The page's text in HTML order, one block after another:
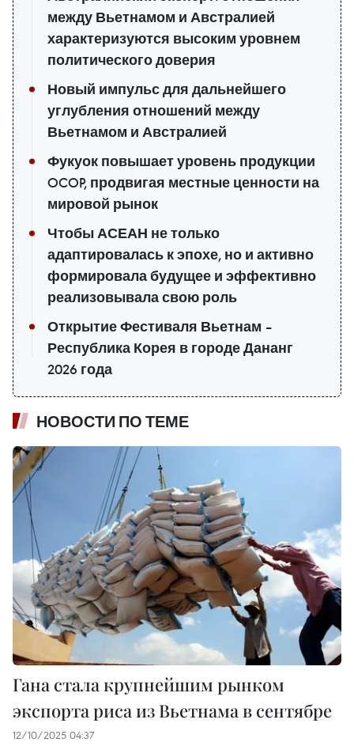
между Вьетнамом и Австралией
характеризуются высоким уровнем
политического доверия
Новый импульс для дальнейшего
углубления отношений между
Вьетнамом и Австралией
Фукуок повышает уровень продукции
OCOP, продвигая местные ценности на
мировой рынок
Чтобы АСЕАН не только
адаптировалась к эпохе, но и активно
формировала будущее и эффективно
реализовывала свою роль
Открытие Фестиваля Вьетнам –
Республика Корея в городе Дананг
2026 года
НОВОСТИ ПО ТЕМЕ
Гана стала крупнейшим рынком
экспорта риса из Вьетнама в сентябре
12/10/2025 04:37